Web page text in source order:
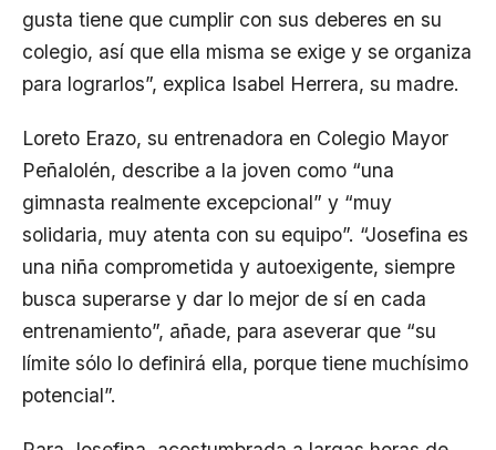
gusta tiene que cumplir con sus deberes en su
colegio, así que ella misma se exige y se organiza
para lograrlos”, explica Isabel Herrera, su madre.
Loreto Erazo, su entrenadora en Colegio Mayor
Peñalolén, describe a la joven como “una
gimnasta realmente excepcional” y “muy
solidaria, muy atenta con su equipo”. “Josefina es
una niña comprometida y autoexigente, siempre
busca superarse y dar lo mejor de sí en cada
entrenamiento”, añade, para aseverar que “su
límite sólo lo definirá ella, porque tiene muchísimo
potencial”.